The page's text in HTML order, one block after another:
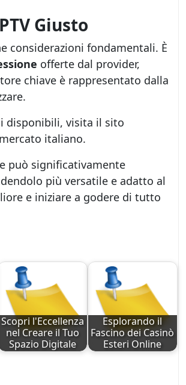
Giusto
considerazioni fondamentali. È
offerte dal provider,
chiave è rappresentato dalla
disponibili, visita il sito
italiano.
può significativamente
più versatile e adatto al
e iniziare a godere di tutto
Scopri l'Eccellenza
nel Creare il Tuo
Spazio Digitale
Esplorando il
Fascino dei Casinò
Esteri Online